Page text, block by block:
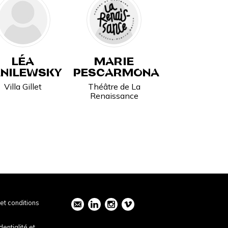
LÉA
Villa Gillet
MARIE
PESCARMONA
Théâtre de La
Renaissance
conditions